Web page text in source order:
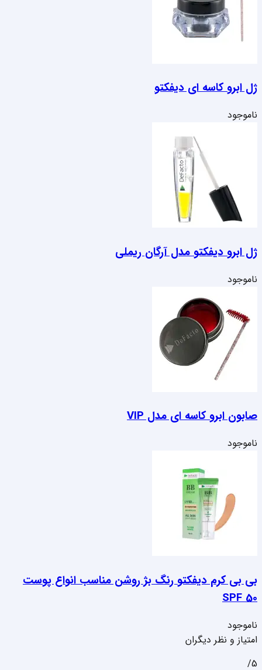
ژل ابرو کاسه ای دیفکتو
ناموجود
ژل ابرو دیفکتو مدل آرگان ریملی
ناموجود
صابون ابرو کاسه ای مدل VIP
ناموجود
بی بی کرم دیفکتو رنگ بژ روشن مناسب انواع پوست
SPF 50
ناموجود
امتیاز و نظر دیگران
5/